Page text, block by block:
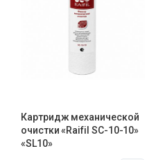
Картридж механической
очистки «Raifil SC-10-10»
«SL10»